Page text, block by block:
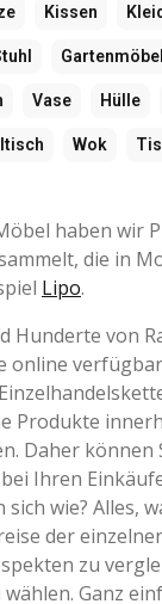
Kissen
Gartenmöbel
Vase Hülle
Wok
haben wir
die in
Lipo.
Hunderte von
online
Produkte
Daher können
Ihren
wie? Alles,
der
zu
Ganz